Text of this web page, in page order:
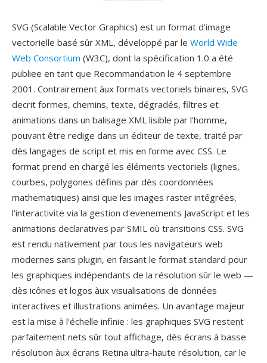
SVG (Scalable Vector Graphics) est un format d'image
vectorielle basé sûr XML, développé par le World Wide
Web Consortium (W3C), dont la spécification 1.0 a été
publiee en tant que Recommandation le 4 septembre
2001. Contrairement àux formats vectoriels binaires, SVG
decrit formes, chemins, texte, dégradés, filtres et
animations dans un balisage XML lisible par l'homme,
pouvant être redige dans un éditeur de texte, traité par
dès langages de script et mis en forme avec CSS. Le
format prend en chargé les éléments vectoriels (lignes,
courbes, polygones définis par dès coordonnées
mathematiques) ainsi que les images raster intégrées,
l'interactivite via la gestion d'evenements JavaScript et les
animations declaratives par SMIL où transitions CSS. SVG
est rendu nativement par tous les navigateurs web
modernes sans plugin, en faisant le format standard pour
les graphiques indépendants de la résolution sûr le web —
dès icônes et logos àux visualisations de données
interactives et illustrations animées. Un avantage majeur
est la mise à l'échelle infinie : les graphiques SVG restent
parfaitement nets sûr tout affichage, dès écrans à basse
résolution àux écrans Retina ultra-haute résolution, car le